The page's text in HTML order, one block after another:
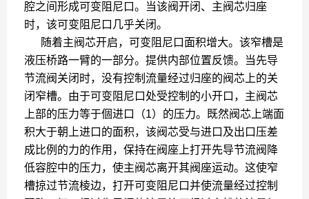
腔之间形成可变阻尼口。当该阀开闭、主阀芯归座
时，该可变阻尼口几乎关闭。
随着主阀芯开启，可变阻尼口面积增大。该窄槽是
液压桥路一臂的一部分。提供内部位置反馈。当先导
节流阀关闭时，没有控制流量经过归座的阀芯上的关
闭窄槽。由于可变阻尼口处受控制的小开口，主阀芯
上部的压力等于個进口（1）的压力。既然阀芯上端面
积大于朝上进口的面积，该阀芯受与进口及出口压差
成比例的力的作用，保持在阀座上打开先导节流阀降
低容腔中的压力，使主阀芯离开其阀座运动。这使窄
槽掠过节流棱边，打开可变阻尼口并使流量经过控制